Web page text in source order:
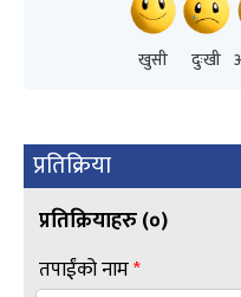
खुसी दुःखी
प्रतिक्रिया
प्रतिक्रियाहरु (०)
तपाईंको नाम*